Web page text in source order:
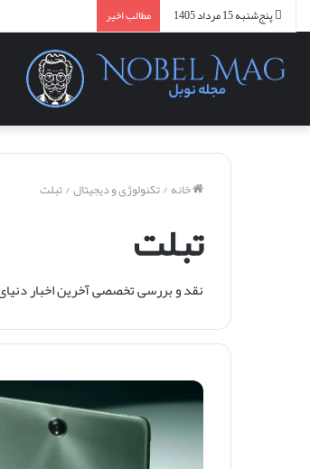
پنج‌شنبه 15 مرداد 1405 مطالب اخیر
خانه/تکنولوژی و دیجیتال/تبلت
تبلت
نقد و بررسی تخصصی آخرین اخبار